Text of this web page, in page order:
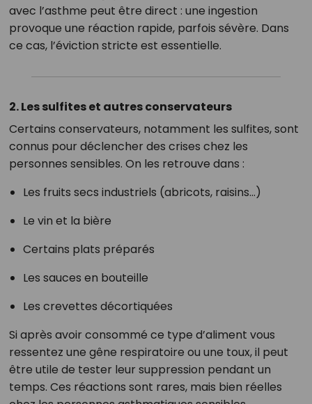
avec l’asthme peut être direct : une ingestion
provoque une réaction rapide, parfois sévère. Dans
ce cas, l’éviction stricte est essentielle.
2. Les sulfites et autres conservateurs
Certains conservateurs, notamment les sulfites, sont
connus pour déclencher des crises chez les
personnes sensibles. On les retrouve dans :
Les fruits secs industriels (abricots, raisins…)
Le vin et la bière
Certains plats préparés
Les sauces en bouteille
Les crevettes décortiquées
Si après avoir consommé ce type d’aliment vous
ressentez une gêne respiratoire ou une toux, il peut
être utile de tester leur suppression pendant un
temps. Ces réactions sont rares, mais bien réelles